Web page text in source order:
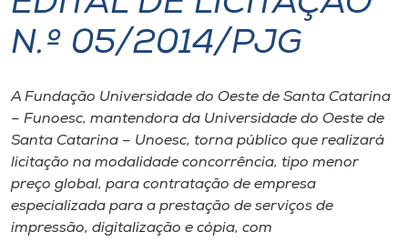
I.nova
Diplomados
Cultura
CPA
N.º 05/2014/PJG
A Fundação Universidade do Oeste de Santa Catarina
– Funoesc, mantendora da Universidade do Oeste de
Santa Catarina – Unoesc, torna público que realizará
licitação na modalidade concorrência, tipo menor
preço global, para contratação de empresa
especializada para a prestação de serviços de
impressão, digitalização e cópia, com